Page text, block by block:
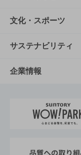
商品一覧
商品発売情報
栄養成分一覧
知る・楽しむTOP
キャンペーン
工場見学
地域情報
文化・スポーツ
文化・スポーツ
サントリーホール
サントリーサン
サステナビリティ
サステナビリテ
サントリーが考
企業情報
企業概要